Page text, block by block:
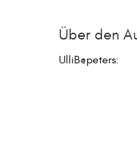
Über den
UlliB@peters: